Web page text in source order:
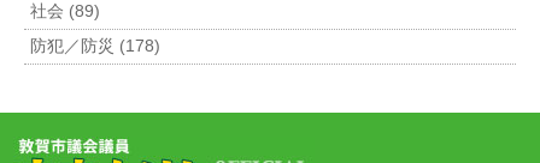
社会 (89)
防犯／防災 (178)